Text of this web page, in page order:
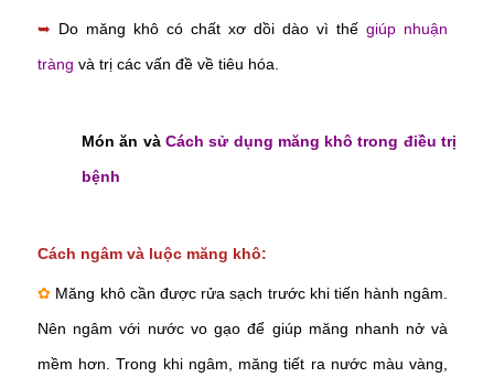
➥ Do măng khô có chất xơ dồi dào vì thếgiúp nhuận
tràng và trị các vấn đề về tiêu hóa.
Món ăn và Cách sử dụng măng khô trong điều trị
bệnh
Cách ngâm và luộc măng khô:
✿ Măng khô cần được rửa sạch trước khi tiến hành ngâm.
Nên ngâm với nước vo gạo để giúp măng nhanh nở và
mềm hơn. Trong khi ngâm, măng tiết ra nước màu vàng,